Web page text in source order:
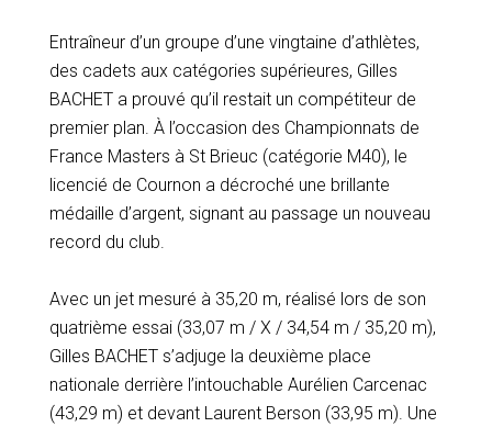
Entraîneur d’un groupe d’une vingtaine d’athlètes,
des cadets aux catégories supérieures, Gilles
BACHET a prouvé qu’il restait un compétiteur de
premier plan. À l’occasion des Championnats de
France Masters à St Brieuc (catégorie M40), le
licencié de Cournon a décroché une brillante
médaille d’argent, signant au passage un nouveau
record du club.
Avec un jet mesuré à 35,20 m, réalisé lors de son
quatrième essai (33,07 m / X / 34,54 m / 35,20 m),
Gilles BACHET s’adjuge la deuxième place
nationale derrière l’intouchable Aurélien Carcenac
(43,29 m) et devant Laurent Berson (33,95 m). Une